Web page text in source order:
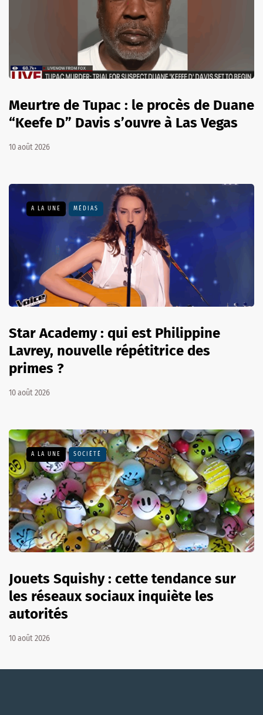
Meurtre de Tupac : le procès de Duane
“Keefe D” Davis s’ouvre à Las Vegas
10 août 2026
A LA UNE MÉDIAS
Star Academy : qui est Philippine
Lavrey, nouvelle répétitrice des
primes ?
10 août 2026
A LA UNE SOCIÉTÉ
Jouets Squishy : cette tendance sur
les réseaux sociaux inquiète les
autorités
10 août 2026